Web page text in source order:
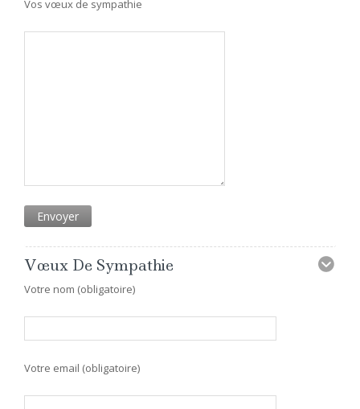
Vos vœux de sympathie
Vœux De Sympathie
Votre nom (obligatoire)
Votre email (obligatoire)